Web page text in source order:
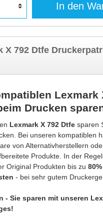
In den
X 792 Dtfe
Lexmark
Drucken
Lexmark X 792 Dtfe sparen
Bei unseren kompatiblen
von Alternativherstellern
Produkte. In der
Original Produkten bis zu
- bei sehr gutem
- Sie sparen mit unseren